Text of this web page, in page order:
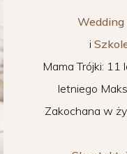
i
Mama Trójki: 11
letniego
Zakochana w